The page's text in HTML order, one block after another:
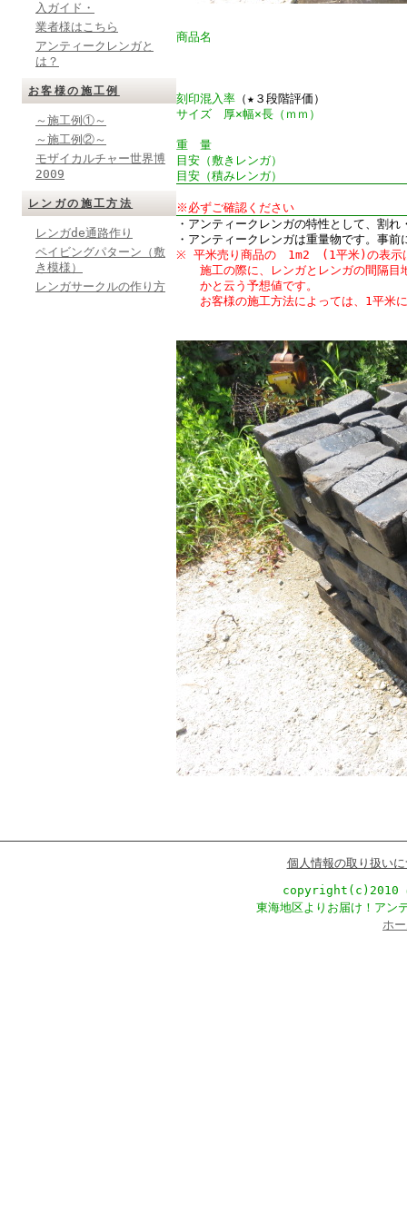
入ガイド・
業者様はこちら
アンティークレンガと
は？
お客様の施工例
～施工例①～
～施工例②～
モザイカルチャー世界博
2009
レンガの施工方法
レンガde通路作り
ペイビングパターン（敷
き模様）
レンガサークルの作り方
商品名
刻印混入率 （★３段階評価）
サイズ 厚×幅×長（ｍｍ）
重 量
目安（敷きレンガ）
目安（積みレンガ）
※必ずご確認ください
・アンティークレンガの特性として、割
・アンティークレンガは重量物です。事
※ 平米売り商品の 1m2
(1平米)の表示
施工の際に、レンガとレンガの間隔目
かと云う予想値です。
お客様の施工方法によっては、1平米に
個人情報の取り扱い
copyright(c)2010
東海地区よりお届け！アン
ホ